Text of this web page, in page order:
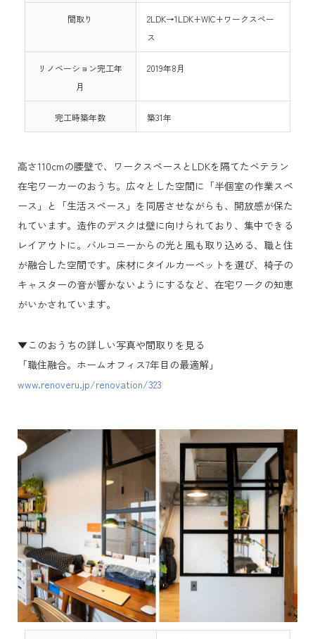
間取り
2LDK→1LDK+WIC+ワークスペー
ス
リノベーション完工年
月
2019年8月
完工時築年数 築31年
高さ110cmの腰壁で、ワークスペースとLDKを隔てたベテラン
在宅ワーカーのおうち。広々とした空間に「半個室の作業スペ
ース」と「生活スペース」を同居させながらも、開放感が保た
れています。造作のデスクは壁に向けられており、集中できる
レイアウトに。バルコニーからの光と風も取り込める、職と住
が融合した空間です。床材にタイルカーペットを選び、椅子の
キャスターの音が響かないようにするなど、在宅ワークの知恵
がいかされています。
▼このおうちの詳しい写真や間取りを見る
「職住融合。ホームオフィス7年目の最適解」
www.renoveru.jp/renovation/323